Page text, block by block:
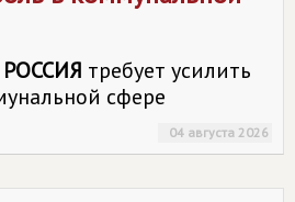
требует усилить
сфере
04 августа 2026